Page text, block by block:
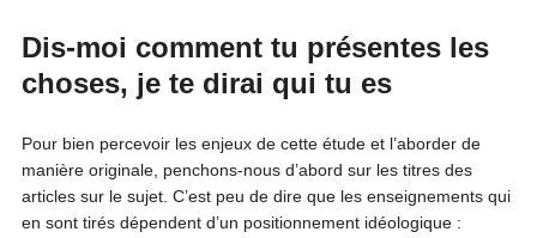
Dis-moi comment tu présentes les
choses, je te dirai qui tu es
Pour bien percevoir les enjeux de cette étude et l’aborder de
manière originale, penchons-nous d’abord sur les titres des
articles sur le sujet. C’est peu de dire que les enseignements qui
en sont tirés dépendent d’un positionnement idéologique :